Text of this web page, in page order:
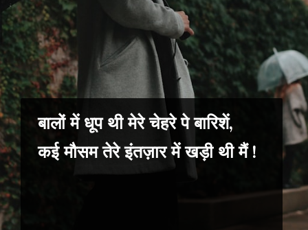
बालों में धूप थी मेरे चेहरे पे बारिशें,
कई मौसम तेरे इंतज़ार में खड़ी थी मैं !